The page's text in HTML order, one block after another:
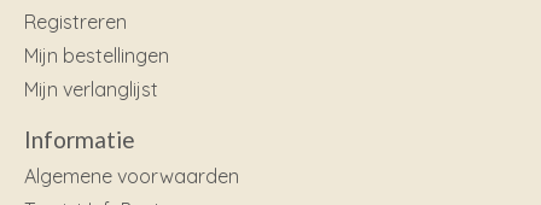
Registreren
Mijn bestellingen
Mijn verlanglijst
Informatie
Algemene voorwaarden